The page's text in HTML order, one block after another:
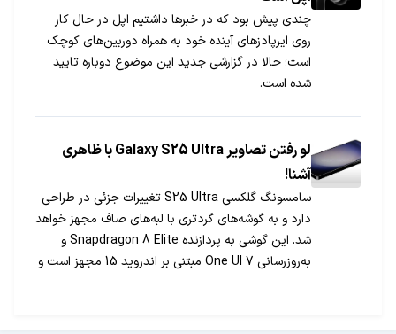
چندی پیش بود که در خبرها داشتیم اپل در حال کار
روی ایرپادزهای آینده خود به همراه دوربین‌های کوچک
است؛ حالا در گزارشی جدید این موضوع دوباره تایید
شده است.
لو رفتن تصاویر Galaxy S25 Ultra با ظاهری
آشنا!
سامسونگ گلکسی S25 Ultra تغییرات جزئی در طراحی
دارد و به گوشه‌های گردتری با لبه‌های صاف مجهز خواهد
شد. این گوشی به پردازنده Snapdragon 8 Elite و
به‌روزرسانی One UI 7 مبتنی بر اندروید 15 مجهز است و